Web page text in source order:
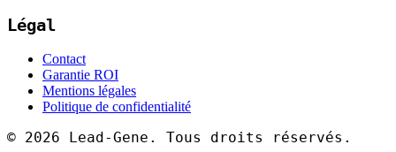
Légal
Contact
Garantie ROI
Mentions légales
Politique de confidentialité
© 2026 Lead-Gene. Tous droits réservés.